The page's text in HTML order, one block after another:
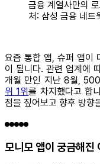
금융 계열사만의
처: 삼성 금융 네트
요즘 통합 앱, 슈퍼 앱이
이 됩니다. 관련 업계에
개월 만인 지난 8월,
위 1위를 차지했다고 합
점을 짚어보고 향후 방향
모니모 앱이 궁금해진